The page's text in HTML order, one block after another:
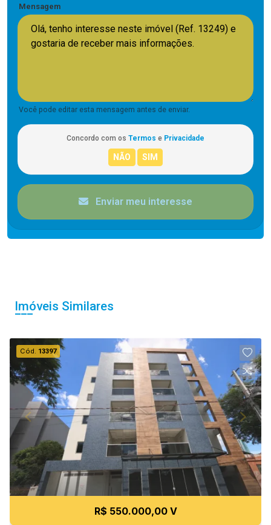
Mensagem
Você pode editar esta mensagem antes de enviar.
Concordo com os Termos e Privacidade
Enviar meu interesse
Imóveis Similares
Cód. 13397
R$ 550.000,00 V